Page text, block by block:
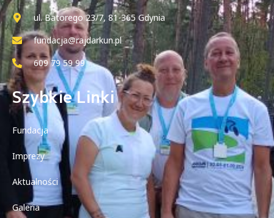
ul. Batorego 23/7, 81-365 Gdynia
fundacja@rajdarkun.pl
609 79 59 99
Szybkie Linki
Fundacja
Imprezy
Aktualności
Galeria